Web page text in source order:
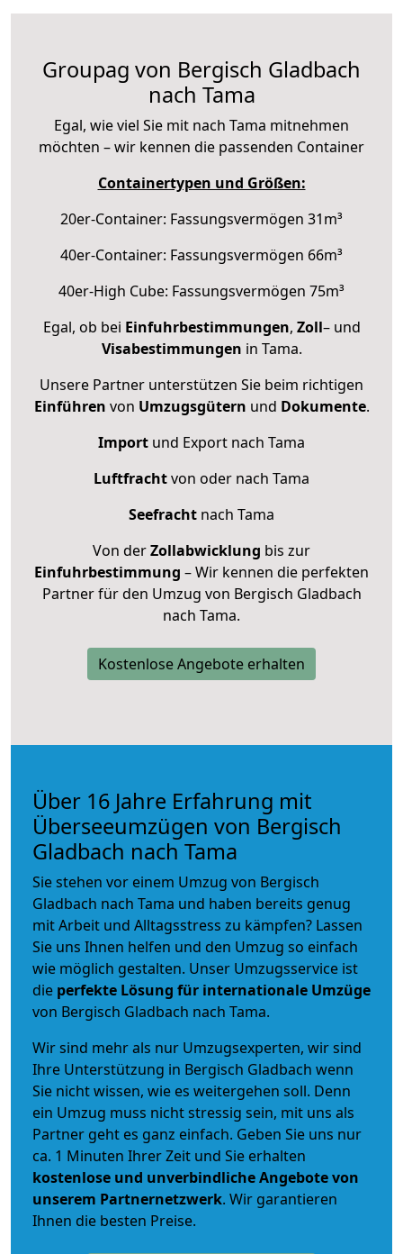
Groupag von Bergisch Gladbach
nach Tama
Egal, wie viel Sie mit nach Tama mitnehmen
möchten – wir kennen die passenden Container
Containertypen und Größen:
20er-Container: Fassungsvermögen 31m³
40er-Container: Fassungsvermögen 66m³
40er-High Cube: Fassungsvermögen 75m³
Egal, ob bei Einfuhrbestimmungen, Zoll– und
Visabestimmungen in Tama.
Unsere Partner unterstützen Sie beim richtigen
Einführen von Umzugsgütern und Dokumente.
Import und Export nach Tama
Luftfrachtvon oder nach Tama
Seefracht nach Tama
Von derZollabwicklung bis zur
Einfuhrbestimmung – Wir kennen die perfekten
Partner für den Umzug von Bergisch Gladbach
nach Tama.
Kostenlose Angebote erhalten
Über 16 Jahre Erfahrung mit
Überseeumzügen von Bergisch
Gladbach nach Tama
Sie stehen vor einem Umzug von Bergisch
Gladbach nach Tama und haben bereits genug
mit Arbeit und Alltagsstress zu kämpfen? Lassen
Sie uns Ihnen helfen und den Umzug so einfach
wie möglich gestalten. Unser Umzugsservice ist
die perfekte Lösung für internationale Umzüge
von Bergisch Gladbach nach Tama.
Wir sind mehr als nur Umzugsexperten, wir sind
Ihre Unterstützung in Bergisch Gladbach wenn
Sie nicht wissen, wie es weitergehen soll. Denn
ein Umzug muss nicht stressig sein, mit uns als
Partner geht es ganz einfach. Geben Sie uns nur
ca. 1 Minuten Ihrer Zeit und Sie erhalten
kostenlose und unverbindlicheAngebote von
unserem Partnernetzwerk. Wir garantieren
Ihnen die besten Preise.